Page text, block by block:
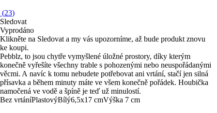
(23)
Sledovat
Vyprodáno
Klikněte na Sledovat a my vás upozorníme, až bude produkt znovu
ke koupi.
Pebblz, to jsou chytře vymyšlené úložné prostory, díky kterým
konečně vyřešíte všechny trable s pohozenými nebo neuspořádanými
věcmi. A navíc k tomu nebudete potřebovat ani vrtání, stačí jen silná
přísavka a během minuty máte ve všem konečně pořádek. Houbička
namočená ve vodě a špíně je teď už minulostí.
Bez vrtáníPlastovýBílý6,5x17 cmVýška 7 cm